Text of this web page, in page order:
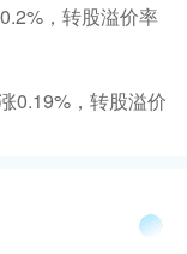
，转股溢价率
0.19%，转股溢价